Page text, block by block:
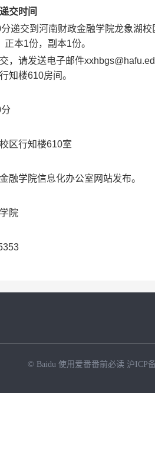
交时间
递交到河南财政金融学院龙象湖
本1份，副本1份。
，请发送电子邮件
知楼610房间。
区行知楼610室
融学院信息化办公室网站发布。
院
© Baidu 使用爱番番前必读 沪ICP